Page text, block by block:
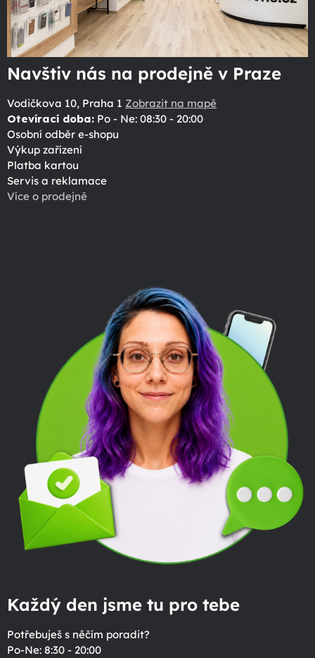
Navštiv nás na prodejně v Praze
Vodičkova 10, Praha 1 Zobrazit na mapě
Otevírací doba: Po - Ne: 08:30 - 20:00
Osobní odběr e-shopu
Výkup zařízení
Platba kartou
Servis a reklamace
Více o prodejně
Každý den jsme tu pro tebe
Potřebuješ s něčím poradit?
Po-Ne: 8:30 - 20:00